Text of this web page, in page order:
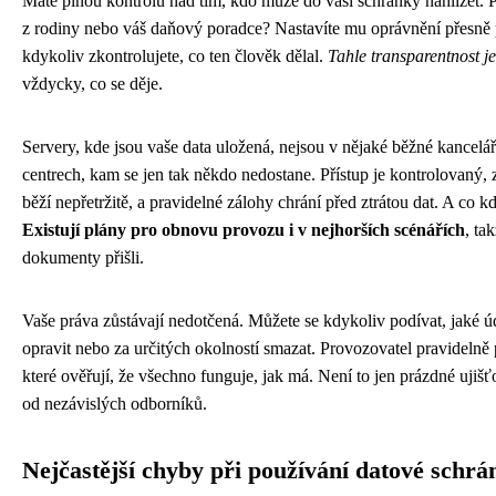
z rodiny nebo váš daňový poradce? Nastavíte mu oprávnění
kdykoliv zkontrolujete, co ten člověk dělal. Tahle transparentnost
vždycky, co se děje.
Servery, kde jsou vaše data uložená, nejsou v nějaké běžné
centrech, kam se jen tak někdo nedostane. Přístup je
běží nepřetržitě, a pravidelné zálohy chrání před ztrátou dat. A co
Existují plány pro obnovu provozu i v nejhorších scénářích,
dokumenty přišli.
Vaše práva zůstávají nedotčená. Můžete se kdykoliv podívat, jaké
opravit nebo za určitých okolností smazat. Provozovatel
které ověřují, že všechno funguje, jak má. Není to jen prázdné
od nezávislých odborníků.
Nejčastější chyby při používání datové